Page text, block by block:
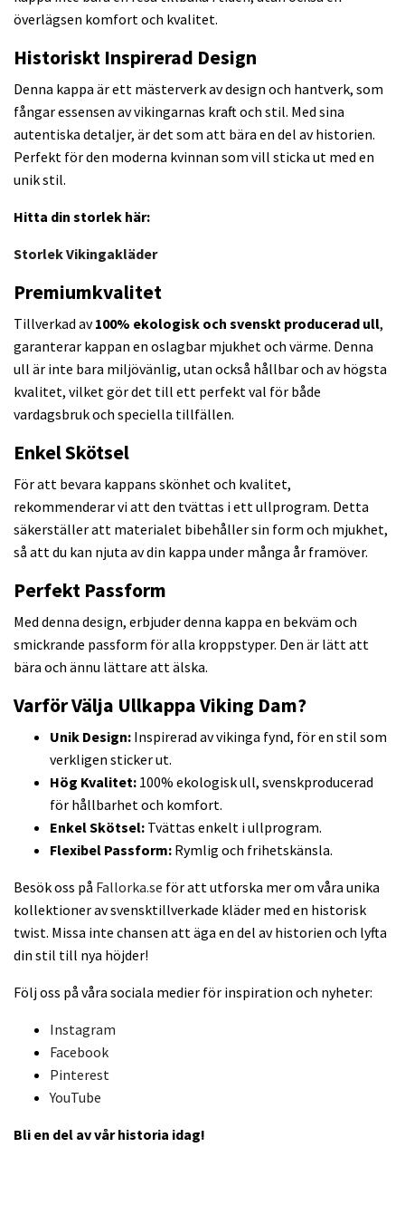
överlägsen komfort och kvalitet.
Historiskt Inspirerad Design
Denna kappa är ett mästerverk av design och hantverk, som
fångar essensen av vikingarnas kraft och stil. Med sina
autentiska detaljer, är det som att bära en del av historien.
Perfekt för den moderna kvinnan som vill sticka ut med en
unik stil.
Hitta din storlek här:
Storlek Vikingakläder
Premiumkvalitet
Tillverkad av100% ekologisk och svenskt producerad ull,
garanterar kappan en oslagbar mjukhet och värme. Denna
ull är inte bara miljövänlig, utan också hållbar och av högsta
kvalitet, vilket gör det till ett perfekt val för både
vardagsbruk och speciella tillfällen.
Enkel Skötsel
För att bevara kappans skönhet och kvalitet,
rekommenderar vi att den tvättas i ett ullprogram. Detta
säkerställer att materialet bibehåller sin form och mjukhet,
så att du kan njuta av din kappa under många år framöver.
Perfekt Passform
Med denna design, erbjuder denna kappa en bekväm och
smickrande passform för alla kroppstyper. Den är lätt att
bära och ännu lättare att älska.
Varför Välja Ullkappa Viking Dam?
Unik Design: Inspirerad av vikinga fynd, för en stil som
verkligen sticker ut.
Hög Kvalitet: 100% ekologisk ull, svenskproducerad
för hållbarhet och komfort.
Enkel Skötsel: Tvättas enkelt i ullprogram.
Flexibel Passform: Rymlig och frihetskänsla.
Besök oss på Fallorka.se för att utforska mer om våra unika
kollektioner av svensktillverkade kläder med en historisk
twist. Missa inte chansen att äga en del av historien och lyfta
din stil till nya höjder!
Följ oss på våra sociala medier för inspiration och nyheter:
Instagram
Facebook
Pinterest
YouTube
Bli en del av vår historia idag!